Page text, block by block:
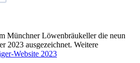
Münchner Löwenbräukeller die neun
2023 ausgezeichnet. Weitere
Website 2023